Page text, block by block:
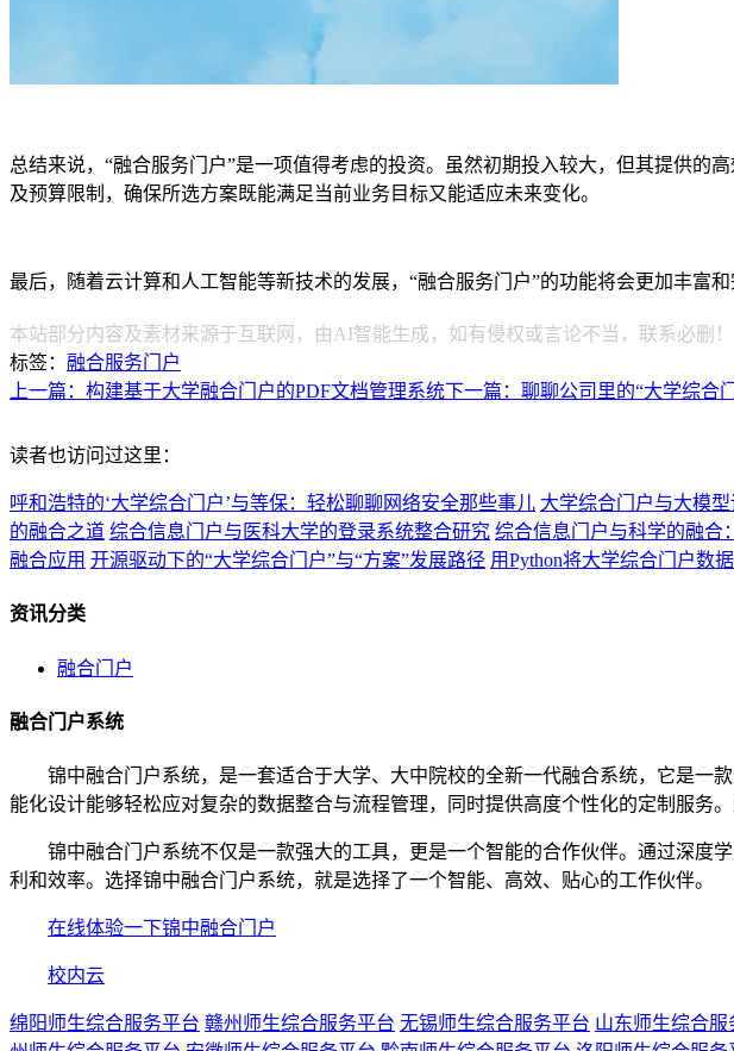
总结来说，“融合服务门户”是一项值得考虑的投资。虽然初期投入较大，但其提供
及预算限制，确保所选方案既能满足当前业务目标又能适应未来变化。
最后，随着云计算和人工智能等新技术的发展，“融合服务门户”的功能将会更加丰富
本站部分内容及素材来源于互联网，由AI智能生成，如有侵权或言论不当，联系必删！
标签： 融合服务门户
上一篇：构建基于大学融合门户的PDF文档管理系统下一篇：聊聊公司里的“大学综合
读者也访问过这里：
呼和浩特的‘大学综合门户’与等保：轻松聊聊网络安全那些事儿 大学综合门户与大模
的融合之道 综合信息门户与医科大学的登录系统整合研究 综合信息门户与科学的融合
融合应用 开源驱动下的“大学综合门户”与“方案”发展路径 用Python将大学综合门户数
资讯分类
融合门户
融合门户系统
锦中融合门户系统，是一套适合于大学、大中院校的全新一代融合系统，它是一
能化设计能够轻松应对复杂的数据整合与流程管理，同时提供高度个性化的定制服务
锦中融合门户系统不仅是一款强大的工具，更是一个智能的合作伙伴。通过深度
利和效率。选择锦中融合门户系统，就是选择了一个智能、高效、贴心的工作伙伴。
在线体验一下锦中融合门户
校内云
绵阳师生综合服务平台 赣州师生综合服务平台 无锡师生综合服务平台 山东师生综合服